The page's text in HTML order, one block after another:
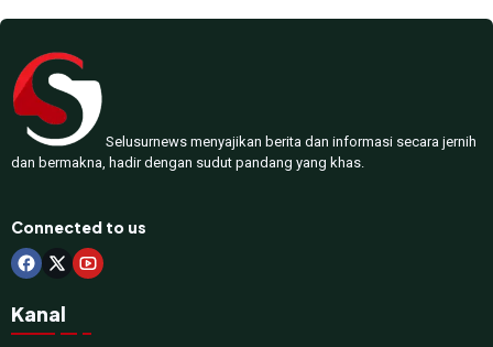
Selusurnews menyajikan berita dan informasi secara jernih
dan bermakna, hadir dengan sudut pandang yang khas.
Connected to us
Kanal